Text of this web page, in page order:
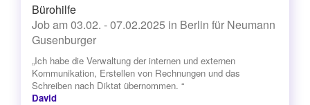
Bürohilfe
Job am 03.02. - 07.02.2025 in Berlin für Neumann
Gusenburger
„Ich habe die Verwaltung der internen und externen
Kommunikation, Erstellen von Rechnungen und das
Schreiben nach Diktat übernommen. “
David